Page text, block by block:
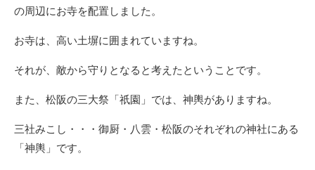
の周辺にお寺を配置しました。
お寺は、高い土塀に囲まれていますね。
それが、敵から守りとなると考えたということです。
また、松阪の三大祭「祇園」では、神輿がありますね。
三社みこし・・・御厨・八雲・松阪のそれぞれの神社にある
「神輿」です。